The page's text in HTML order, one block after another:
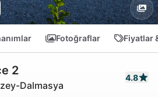
Fotoğraflar Fiyatlar
2
Dalmasya
4.8